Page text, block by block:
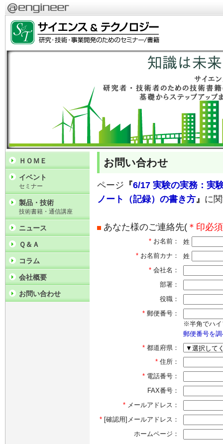
お問い合わせ
ページ 『6/17 実験の実務：実
ノート（記録）の書き方』 に
あなた様のご連絡先(＊印必須
* お名前：
姓
* お名前カナ：
姓
* 会社名：
部署：
役職：
* 郵便番号：
※半角でハイ
郵便番号を
* 都道府県：
* 住所：
* 電話番号：
FAX番号：
* メールアドレス：
* [確認用]メールアドレス：
ホームページ：
ＨＯＭＥ
イベント
セミナー
製品・技術
技術書籍・通信講座
ニュース
Ｑ＆Ａ
コラム
会社概要
お問い合わせ